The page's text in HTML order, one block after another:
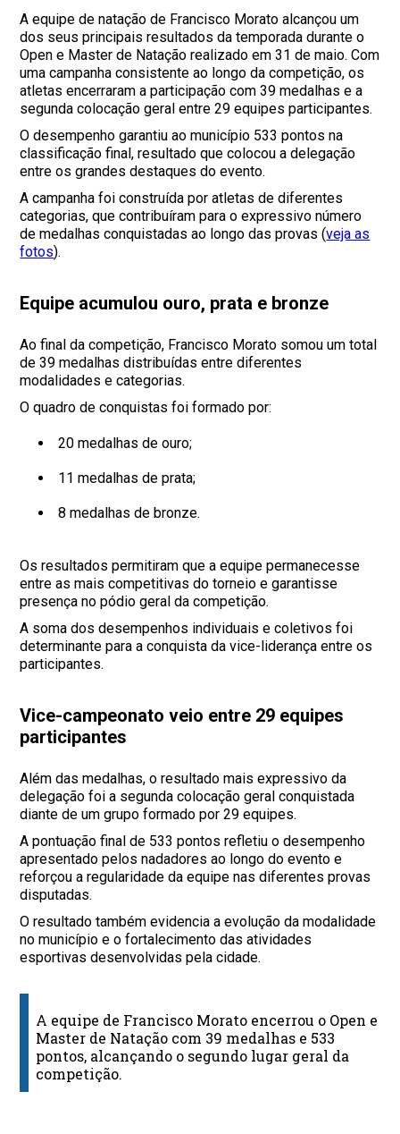
A equipe de natação de Francisco Morato alcançou um
dos seus principais resultados da temporada durante o
Open e Master de Natação realizado em 31 de maio. Com
uma campanha consistente ao longo da competição, os
atletas encerraram a participação com 39 medalhas e a
segunda colocação geral entre 29 equipes participantes.
O desempenho garantiu ao município 533 pontos na
classificação final, resultado que colocou a delegação
entre os grandes destaques do evento.
A campanha foi construída por atletas de diferentes
categorias, que contribuíram para o expressivo número
de medalhas conquistadas ao longo das provas (veja as
fotos).
Equipe acumulou ouro, prata e bronze
Ao final da competição, Francisco Morato somou um total
de 39 medalhas distribuídas entre diferentes
modalidades e categorias.
O quadro de conquistas foi formado por:
20 medalhas de ouro;
11 medalhas de prata;
8 medalhas de bronze.
Os resultados permitiram que a equipe permanecesse
entre as mais competitivas do torneio e garantisse
presença no pódio geral da competição.
A soma dos desempenhos individuais e coletivos foi
determinante para a conquista da vice-liderança entre os
participantes.
Vice-campeonato veio entre 29 equipes
participantes
Além das medalhas, o resultado mais expressivo da
delegação foi a segunda colocação geral conquistada
diante de um grupo formado por 29 equipes.
A pontuação final de 533 pontos refletiu o desempenho
apresentado pelos nadadores ao longo do evento e
reforçou a regularidade da equipe nas diferentes provas
disputadas.
O resultado também evidencia a evolução da modalidade
no município e o fortalecimento das atividades
esportivas desenvolvidas pela cidade.
A equipe de Francisco Morato encerrou o Open e
Master de Natação com 39 medalhas e 533
pontos, alcançando o segundo lugar geral da
competição.